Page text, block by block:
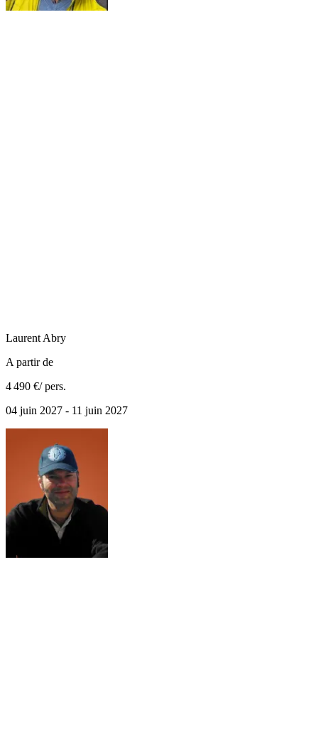
Laurent Abry
A partir de
4 490 €/ pers.
04 juin 2027 - 11 juin 2027